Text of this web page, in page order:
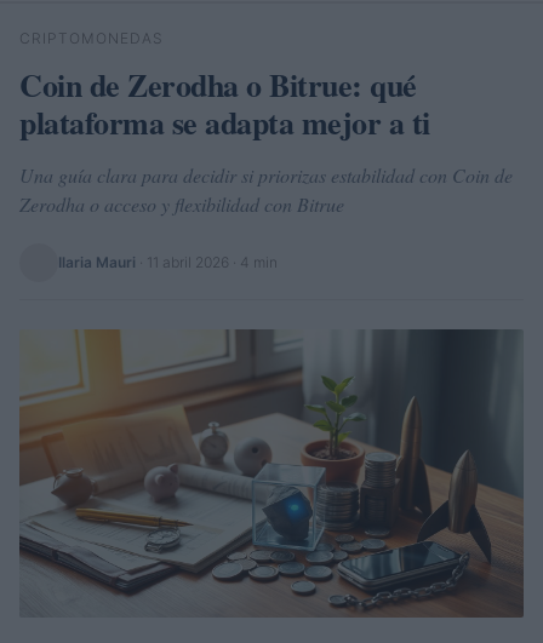
Buscar
CRIPTOMONEDAS
Coin de Zerodha o Bitrue: qué
plataforma se adapta mejor a ti
Una guía clara para decidir si priorizas estabilidad con Coin de
Zerodha o acceso y flexibilidad con Bitrue
Ilaria Mauri 11 abril 2026 · 4 min